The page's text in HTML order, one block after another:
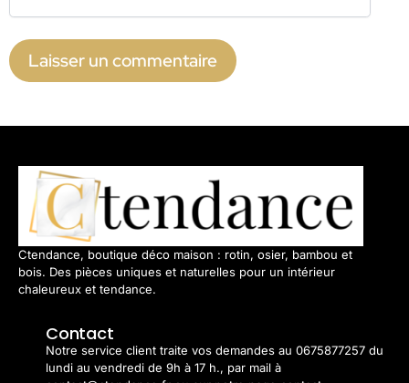
Ctendance, boutique déco maison : rotin, osier, bambou et
bois. Des pièces uniques et naturelles pour un intérieur
chaleureux et tendance.
Contact
Notre service client traite vos demandes au 0675877257 du
lundi au vendredi de 9h à 17 h., par mail à